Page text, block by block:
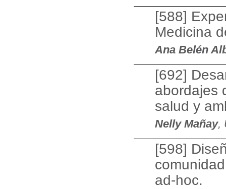
[588]
Medicina
Ana Belén
[692]
abordajes
salud y
Nelly Mañay,
[598]
ad-hoc.